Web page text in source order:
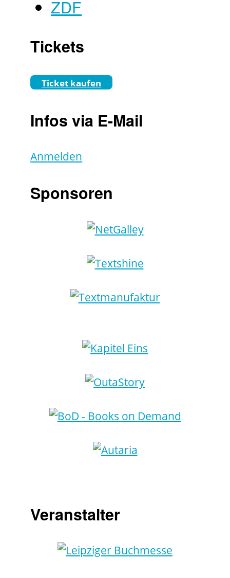
ZDF
Tickets
Ticket kaufen
Infos via E-Mail
Anmelden
Sponsoren
Veranstalter